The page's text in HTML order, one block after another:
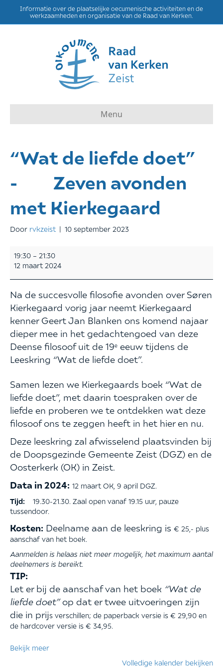
Informatie over de plaatselijke oecumenische activiteiten en de
werkzaamheden en organisatie van de Raad van Kerken.
Menu
“Wat de liefde doet”
- Zeven avonden
met Kierkegaard
Door rvkzeist | 10 september 2023
de
liefde
doet”
-
Zeven
avonden
met
Kierkegaard
19:30 – 21:30
12 maart 2024
Na de succesvolle filosofie avonden over Søren
Kierkegaard vorig jaar neemt Kierkegaard
kenner Geert Jan Blanken ons komend najaar
dieper mee in het gedachtengoed van deze
Deense filosoof uit de 19e eeuw tijdens de
Leeskring “Wat de liefde doet”.
Samen lezen we Kierkegaards boek “Wat de
liefde doet”, met daarin toespraken over de
liefde en proberen we te ontdekken wat deze
filosoof ons te zeggen heeft in het hier en nu.
Deze leeskring zal afwisselend plaatsvinden bij
de Doopsgezinde Gemeente Zeist (DGZ) en de
Oosterkerk (OK) in Zeist.
Data in 2024: 12 maart OK, 9 april DGZ.
Tijd: 19.30-21.30. Zaal open vanaf 19.15 uur, pauze
tussendoor.
Kosten: Deelname aan de leeskring is € 25,- plus
aanschaf van het boek.
Aanmelden is helaas niet meer mogelijk, het maximum aantal
deelnemers is bereikt.
TIP:
Let er bij de aanschaf van het boek “Wat de
liefde doet”op dat er twee uitvoeringen zijn
die in prijs verschillen; de paperback versie is € 29,90 en
de hardcover versie is € 34,95.
Bekijk meer
Volledige kalender bekijken